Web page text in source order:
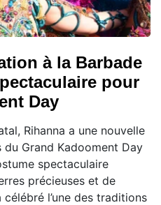
à la Barbade
pour
Day
Rihanna a une nouvelle
Grand Kadooment Day
spectaculaire
précieuses et de
l’une des traditions